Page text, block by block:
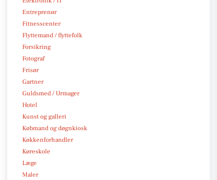
Entreprenør
Fitnesscenter
Flyttemand / flyttefolk
Forsikring
Fotograf
Frisør
Gartner
Guldsmed / Urmager
Hotel
Kunst og galleri
Købmand og døgnkiosk
Køkkenforhandler
Køreskole
Læge
Maler